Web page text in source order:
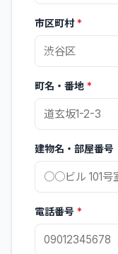
市区町村*
町名・番地 *
建物名・部屋番号
電話番号 *